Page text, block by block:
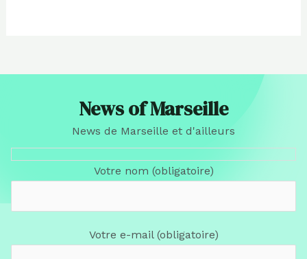
News of Marseille
News de Marseille et d'ailleurs
Votre nom (obligatoire)
Votre e-mail (obligatoire)